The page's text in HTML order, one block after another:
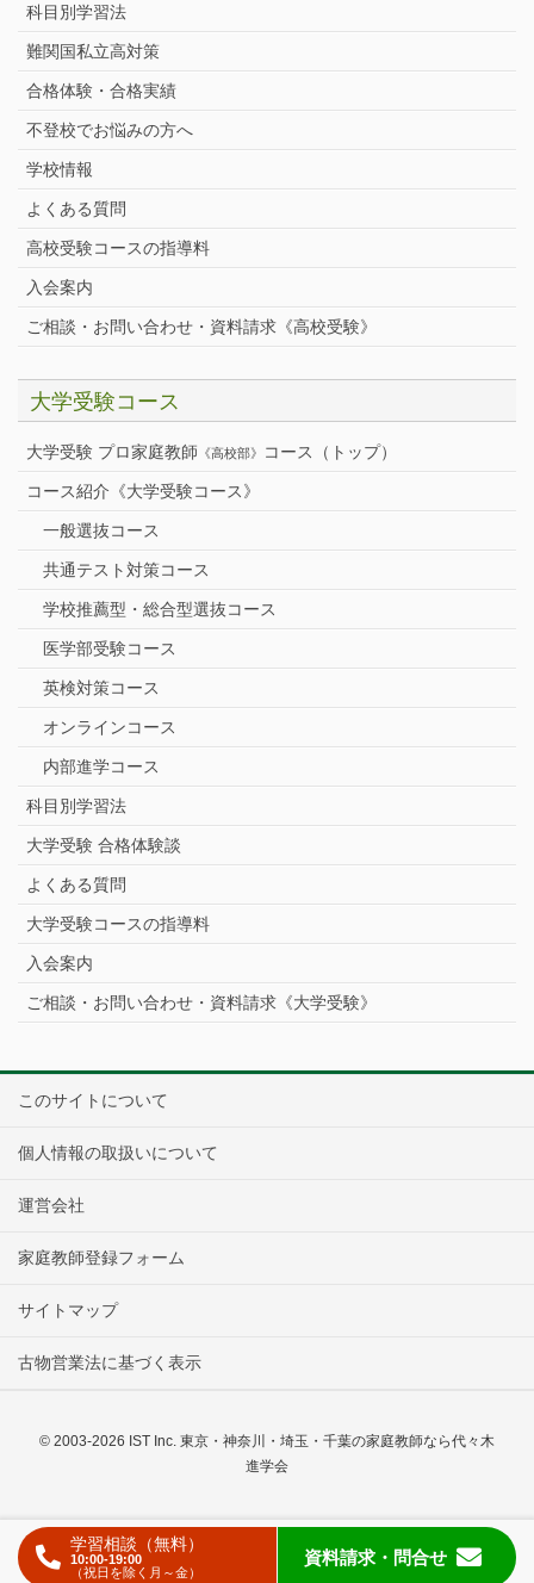
科目別学習法
難関国私立高対策
合格体験・合格実績
不登校でお悩みの方へ
学校情報
よくある質問
高校受験コースの指導料
入会案内
ご相談・お問い合わせ・資料請求《高校受験》
大学受験コース
大学受験 プロ家庭教師 《高校部》 コース（トップ）
コース紹介《大学受験コース》
一般選抜コース
共通テスト対策コース
学校推薦型・総合型選抜コース
医学部受験コース
英検対策コース
オンラインコース
内部進学コース
科目別学習法
大学受験 合格体験談
よくある質問
大学受験コースの指導料
入会案内
ご相談・お問い合わせ・資料請求《大学受験》
このサイトについて
個人情報の取扱いについて
運営会社
家庭教師登録フォーム
サイトマップ
古物営業法に基づく表示
© 2003-2026 IST Inc. 東京・神奈川・埼玉・千葉の家庭教師なら代々木
進学会
学習相談（無料）
10:00-19:00
（祝日を除く月～金）
資料請求・問合せ